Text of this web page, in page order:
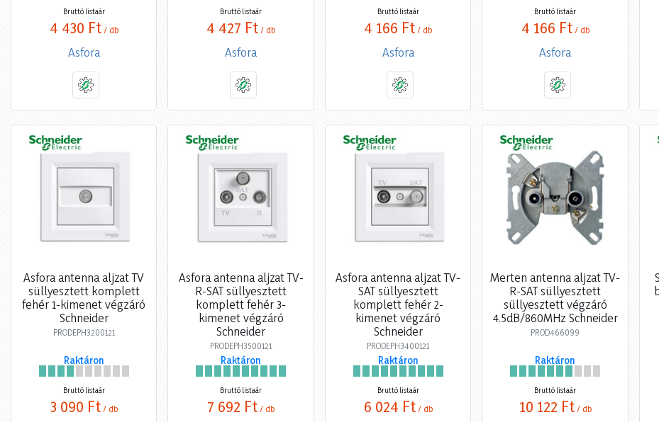
Bruttó listaár
4 430 Ft / db
Asfora
Bruttó listaár
4 427 Ft / db
Asfora
Bruttó listaár
4 166 Ft / db
Asfora
Bruttó listaár
4 166 Ft / db
Asfora
Asfora antenna aljzat TV
süllyesztett komplett
fehér 1-kimenet végzáró
Schneider
PRODEPH3200121
Raktáron
Bruttó listaár
3 090 Ft / db
Asfora antenna aljzat TV-
R-SAT süllyesztett
komplett fehér 3-
kimenet végzáró
Schneider
PRODEPH3500121
Raktáron
Bruttó listaár
7 692 Ft / db
Asfora antenna aljzat TV-
SAT süllyesztett
komplett fehér 2-
kimenet végzáró
Schneider
PRODEPH3400121
Raktáron
Bruttó listaár
6 024 Ft / db
Merten antenna aljzat TV-
R-SAT süllyesztett
süllyesztett végzáró
4.5dB/860MHz Schneider
PROD466099
Raktáron
Bruttó listaár
10 122 Ft / db